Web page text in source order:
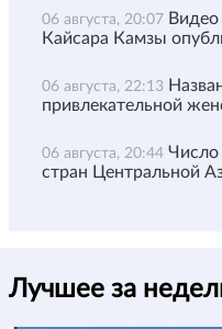
06 августа, 20:07 Видео
Кайсара Камзы
06 августа, 22:13
привлекательной
06 августа, 20:44 Число
стран Центральной
Лучшее за